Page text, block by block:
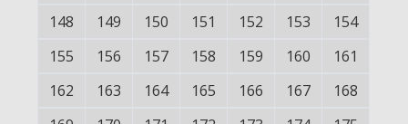
148
149 150 151 152 153
154
155
156 157 158 159 160
161
162
163 164 165 166 167
168